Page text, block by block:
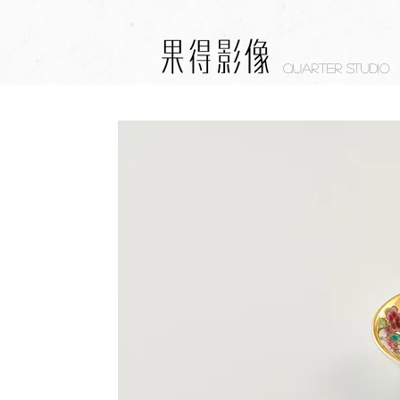
Quarter studio